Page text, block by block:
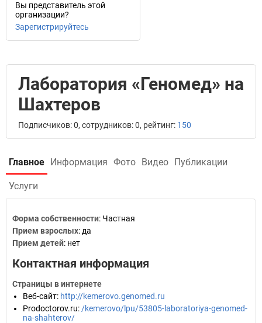
Вы представитель этой
организации?
Зарегистрируйтесь
Лаборатория «Геномед» на
Шахтеров
Подписчиков: 0, сотрудников: 0, рейтинг: 150
Главное Информация Фото Видео Публикации
Услуги
Форма собственности: Частная
Прием взрослых: да
Прием детей: нет
Контактная информация
Страницы в интернете
Веб-сайт: http://kemerovo.genomed.ru
Prodoctorov.ru: /kemerovo/lpu/53805-laboratoriya-genomed-
na-shahterov/